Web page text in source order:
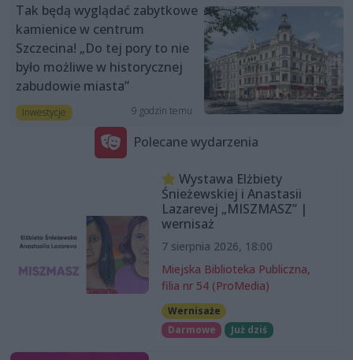
Tak będą wyglądać zabytkowe
kamienice w centrum
Szczecina! „Do tej pory to nie
było możliwe w historycznej
zabudowie miasta”
Inwestycje 9 godzin temu
Polecane wydarzenia
Wystawa Elżbiety
Śnieżewskiej i Anastasii
Lazarevej „MISZMASZ” |
wernisaż
7 sierpnia 2026, 18:00
Miejska Biblioteka Publiczna,
filia nr 54 (ProMedia)
Wernisaże
Darmowe
Już dziś